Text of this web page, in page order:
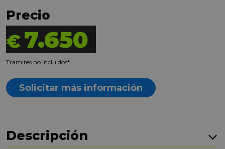
Precio
€7.650
Tramites no incluidos*
Solicitar más información
Descripción